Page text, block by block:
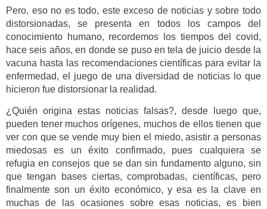
Pero, eso no es todo, este exceso de noticias y sobre todo
distorsionadas, se presenta en todos los campos del
conocimiento humano, recordemos los tiempos del covid,
hace seis años, en donde se puso en tela de juicio desde la
vacuna hasta las recomendaciones científicas para evitar la
enfermedad, el juego de una diversidad de noticias lo que
hicieron fue distorsionar la realidad.
¿Quién origina estas noticias falsas?, desde luego que,
pueden tener muchos orígenes, muchos de ellos tienen que
ver con que se vende muy bien el miedo, asistir a personas
miedosas es un éxito confirmado, pues cualquiera se
refugia en consejos que se dan sin fundamento alguno, sin
que tengan bases ciertas, comprobadas, científicas, pero
finalmente son un éxito económico, y esa es la clave en
muchas de las ocasiones sobre esas noticias, es bien